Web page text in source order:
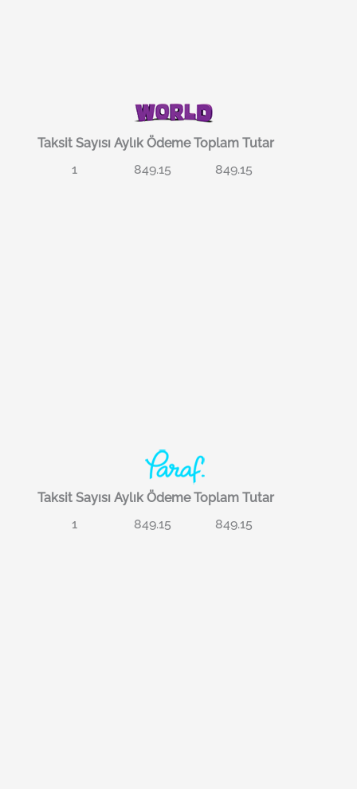
Taksit Sayısı Aylık Ödeme Toplam Tutar
1
849.15 849.15
Taksit Sayısı Aylık Ödeme Toplam Tutar
1
849.15 849.15